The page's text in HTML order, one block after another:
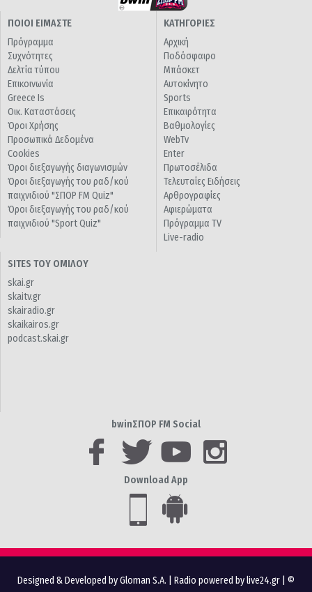
ΠΟΙΟΙ ΕΙΜΑΣΤΕ
Πρόγραμμα
Συχνότητες
Δελτία τύπου
Επικοινωνία
Greece Is
Οικ. Καταστάσεις
Όροι Χρήσης
Προσωπικά Δεδομένα
Cookies
Όροι διεξαγωγής διαγωνισμών
Όροι διεξαγωγής του ραδ/κού
παιχνιδιού "ΣΠΟΡ FM Quiz"
Όροι διεξαγωγής του ραδ/κού
παιχνιδιού "Sport Quiz"
ΚΑΤΗΓΟΡΙΕΣ
Αρχική
Ποδόσφαιρο
Μπάσκετ
Αυτοκίνητο
Sports
Επικαιρότητα
Βαθμολογίες
WebTv
Enter
Πρωτοσέλιδα
Τελευταίες Ειδήσεις
Αρθρογραφίες
Αφιερώματα
Πρόγραμμα TV
Live-radio
SITES ΤΟΥ ΟΜΙΛΟΥ
skai.gr
skaitv.gr
skairadio.gr
skaikairos.gr
podcast.skai.gr
bwinΣΠΟΡ FM Social
Download App
Designed & Developed by Gloman S.A. Radio powered by live24.gr | ©